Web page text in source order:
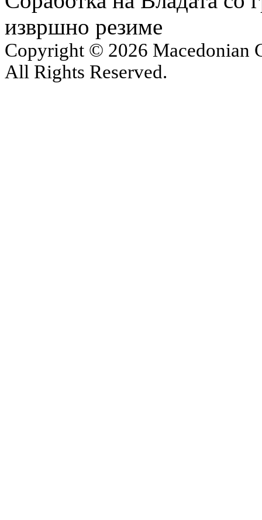
извршно резиме
Copyright © 2026 Macedonian
All Rights Reserved.